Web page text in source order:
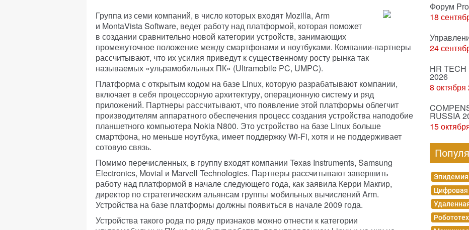
Группа из семи компаний, в число которых входят Mozilla, Arm
и MontaVista Software, ведет работу над платформой, которая поможет
в создании сравнительно новой категории устройств, занимающих
промежуточное положение между смартфонами и ноутбуками. Компании-партнеры
рассчитывают, что их усилия приведут к существенному росту рынка так
называемых «ульрамобильных ПК» (Ultramobile PC, UMPC).
Платформа с открытым кодом на базе Linux, которую разрабатывают компании,
включает в себя процессорную архитектуру, операционную систему и ряд
приложений. Партнеры рассчитывают, что появление этой платформы облегчит
производителям аппаратного обеспечения процесс создания устройства наподобие
планшетного компьютера Nokia N800. Это устройство на базе Linux больше
смартфона, но меньше ноутбука, имеет поддержку Wi-Fi, хотя и не поддерживает
сотовую связь.
Помимо перечисленных, в группу входят компании Texas Instruments, Samsung
Electronics, Movial и Marvell Technologies. Партнеры рассчитывают завершить
работу над платформой в начале следующего года, как заявила Керри Макгир,
директор по стратегическим альянсам группы мобильных вычислений Arm.
Устройства на базе платформы должны появиться в начале 2009 года.
Устройства такого рода по ряду признаков можно отнести к категории
Форум
18
24
HR
2026
8 октября
RUSSIA
15
Эпидемия